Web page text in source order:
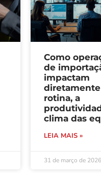
Como
de
impactam
rotina, a
clima das
LEIA MAIS »
31 de março de 2026